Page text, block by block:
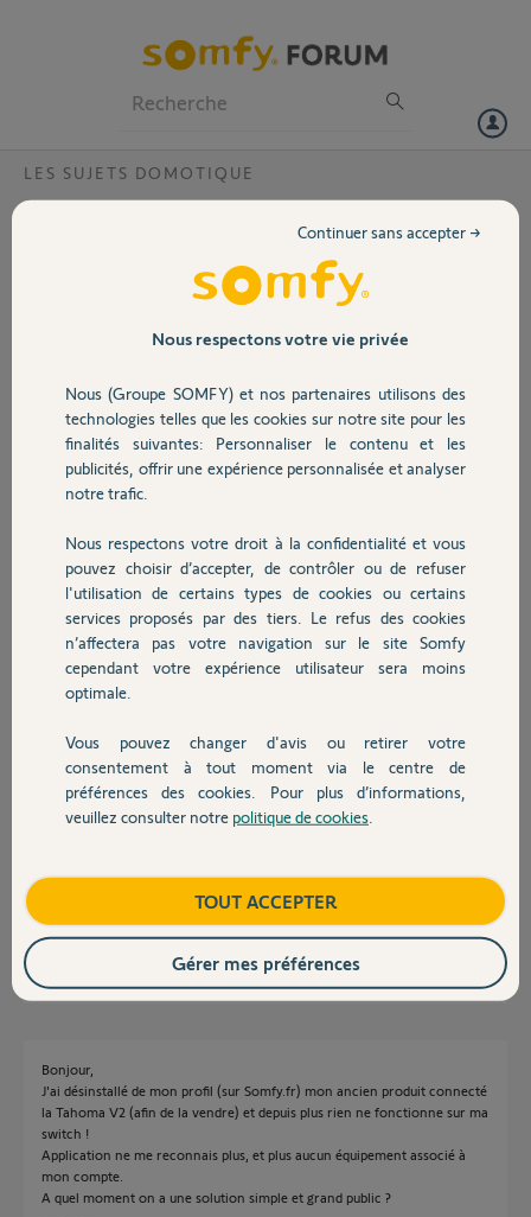
Volet
Sécurité
Domotique
Chauffage
Autres produits
Devis avec un pro
Contact
LES SUJETS DOMOTIQUE
Pb pendant Migration TAHOMA V2 vers
Je souhaiterai basculer de la Tahoma V2 vers la Tahoma Switch. J'ai
essayé de faire la procédure indiquée de transfert de clé mais le
contacter le service client.
Voici les PIN associés :
Tahoma V2 : 1204-3852-7480
Tahoma Switch : 2087-9051-4497
Merci de votre aide
eric R.
il y a plus d'un an
Participer au fil de discussion
Réponses
Je vous confirme avoir fait le transfer de votre Tahoma V2 vers la
switch.
Nicolas F. il y a plus d'un an
Bonjour,
J'ai désinstallé de mon profil (sur Somfy.fr) mon ancien produit connecté
la Tahoma V2 (afin de la vendre) et depuis plus rien ne fonctionne sur ma
switch !
Application ne me reconnais plus, et plus aucun équipement associé à
mon compte.
A quel moment on a une solution simple et grand public ?
Nous respectons votre vie privée
Nous (Groupe SOMFY) et nos partenaires utilisons des
technologies telles que les cookies sur notre site pour les
finalités suivantes: Personnaliser le contenu et les
publicités, offrir une expérience personnalisée et analyser
notre trafic.
Nous respectons votre droit à la confidentialité et vous
pouvez choisir d’accepter, de contrôler ou de refuser
l'utilisation de certains types de cookies ou certains
services proposés par des tiers. Le refus des cookies
n’affectera pas votre navigation sur le site Somfy
cependant votre expérience utilisateur sera moins
optimale.
Vous pouvez changer d'avis ou retirer votre
consentement à tout moment via le centre de
préférences des cookies. Pour plus d’informations,
veuillez consulter notre politique de cookies
Continuer sans accepter →
TOUT ACCEPTER
Gérer mes préférences